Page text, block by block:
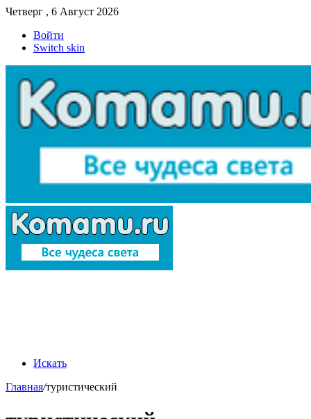
Четверг , 6 Август 2026
Войти
Switch skin
Искать
Главная/туристический